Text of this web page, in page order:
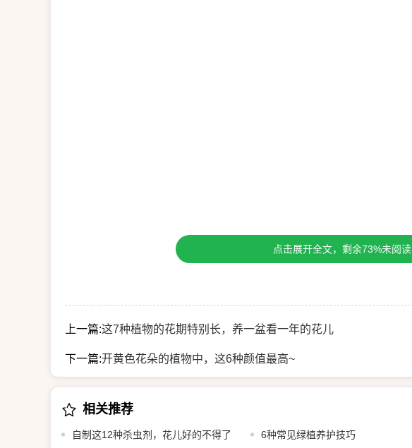
点击展开全文，剩余73%未阅读
上一篇:这7种植物的花期特别长，养一盆看一年的花儿
下一篇:开黄色花朵的植物中，这6种颜值最高~
相关推荐
自制这12种杀虫剂，花儿好的不得了 6种常见绿植养护技巧